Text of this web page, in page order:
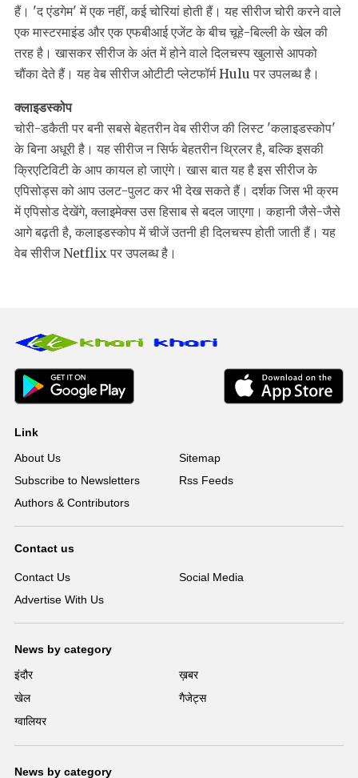
हैं। 'द एंडगेम' में एक नहीं, कई चोरियां होती हैं। यह सीरीज चोरी करने वाले
एक मास्टरमाइंड और एक एफबीआई एजेंट के बीच चूहे-ब‍िल्‍ली के खेल की
तरह है। खासकर सीरीज के अंत में होने वाले दिलचस्‍प खुलासे आपको
चौंका देते हैं। यह वेब सीरीज ओटीटी प्‍लेटफॉर्म Hulu पर उपलब्‍ध है।
क्‍लाइडस्‍कोप
चोरी-डकैती पर बनी सबसे बेहतरीन वेब सीरीज की लिस्‍ट 'कलाइडस्‍कोप'
के बिना अधूरी है। यह सीरीज न सिर्फ बेहतरीन थ्र‍िलर है, बल्‍क‍ि इसकी
क्रिएटिविटी के आप कायल हो जाएंगे। खास बात यह है इस सीरीज के
एपिसोड्स को आप उलट-पुलट कर भी देख सकते हैं। दर्शक जिस भी क्रम
में एपिसोड देखेंगे, क्‍लाइमेक्‍स उस हिसाब से बदल जाएगा। कहानी जैसे-जैसे
आगे बढ़ती है, कलाइडस्‍कोप में चीजें उतनी ही दिलचस्प होती जाती हैं। यह
वेब सीरीज Netflix पर उपलब्‍ध है।
Link
About Us
Sitemap
Subscribe to Newsletters
Rss Feeds
Authors & Contributors
Contact us
Contact Us
Social Media
Advertise With Us
News by category
इंदौर
ख़बर
खेल
गैजेट्स
ग्वालियर
News by category